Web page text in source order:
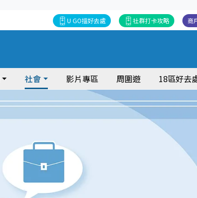
商
社群打卡攻略
U GO搵好去處
社會 影片專區 周圍遊 18區好去